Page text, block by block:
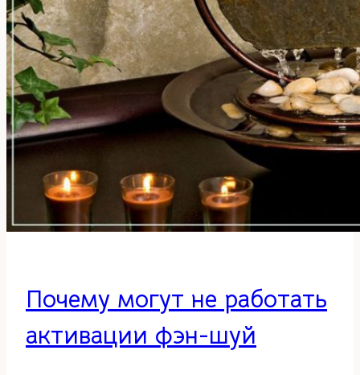
Почему могут не работать
активации фэн-шуй